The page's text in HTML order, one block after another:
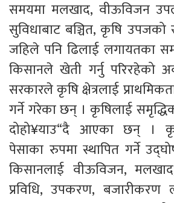
समयमा मलखाद, वीऊविजन
सुविधाबाट बञ्चित, कृषि
जहिले पनि ढिलाई लगायतका
किसानले खेती गर्नु परिरहेको
सरकारले कृषि क्षेत्रलाई
गर्ने गरेका छन् । कृषिलाई
दोहो¥याउ“दै आएका छन् ।
पेसाका रुपमा स्थापित गर्ने
किसानलाई वीऊविजन,
प्रविधि, उपकरण, बजारीकरण